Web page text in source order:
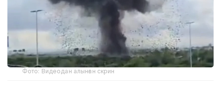
Фото: Видеодан алынған скрин